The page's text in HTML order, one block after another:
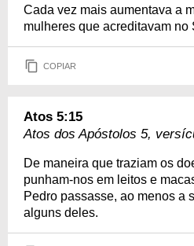
Cada vez mais aumentava a
mulheres que acreditavam no
COPIAR
Atos 5:15
Atos dos Apóstolos 5,
De maneira que traziam os
punham-nos em leitos e
Pedro passasse, ao menos a
alguns deles.